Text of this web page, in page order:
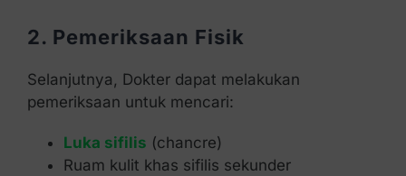
2. Pemeriksaan Fisik
Selanjutnya, Dokter dapat melakukan
pemeriksaan untuk mencari:
Luka sifilis (chancre)
Ruam kulit khas sifilis sekunder